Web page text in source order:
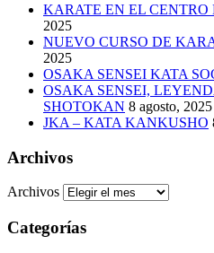
KARATE EN EL
2025
NUEVO CURSO DE
2025
OSAKA SENSEI KATA
OSAKA SENSEI,
SHOTOKAN 8 agosto, 2025
JKA – KATA KANKUSHO
Archivos
Archivos
Categorías